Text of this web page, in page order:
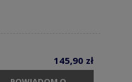
145,90 zł